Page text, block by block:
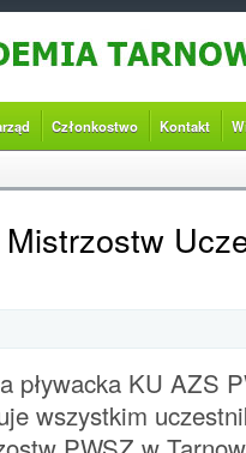
Członkostwo Kontakt
pływacka KU AZS
wszystkim